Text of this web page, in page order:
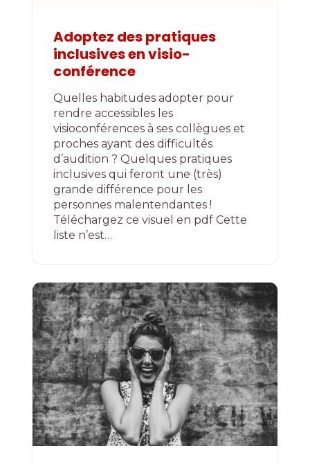
Adoptez des pratiques
inclusives en visio-
conférence
Quelles habitudes adopter pour
rendre accessibles les
visioconférences à ses collègues et
proches ayant des difficultés
d’audition ? Quelques pratiques
inclusives qui feront une (très)
grande différence pour les
personnes malentendantes !
Téléchargez ce visuel en pdf Cette
liste n’est…